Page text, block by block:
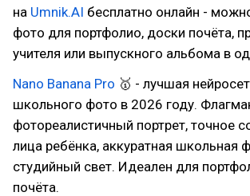
на Umnik.AI бесплатно онлайн -
фото для портфолио, доски почёта,
учителя или выпускного альбома в
Nano Banana Pro 🥇 - лучшая
школьного фото в 2026 году.
фотореалистичный портрет, точное
лица ребёнка, аккуратная школьная
студийный свет. Идеален для
почёта.